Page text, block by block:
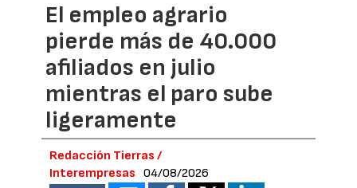
El empleo agrario
pierde más de 40.000
afiliados en julio
mientras el paro sube
ligeramente
Redacción Tierras /
Interempresas
04/08/2026